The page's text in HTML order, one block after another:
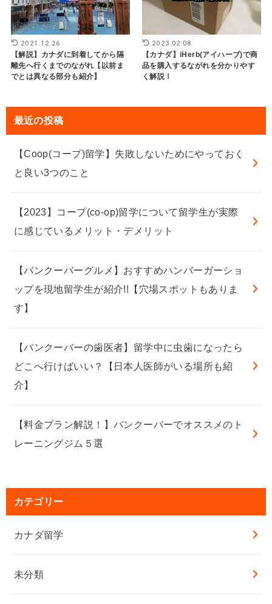
2021.12.26
【解説】カナダに到着してから隔
離先へ行くまでのながれ【以前ま
でとは異なる部分も紹介】
2023.02.08
【カナダ】iHerb(アイハーブ)で商
品を購入するながれを分かりやす
く解説！
最近の投稿
【Coop(コープ)留学】失敗しないためにやっておく
と良い3つのこと
【2023】コープ(co-op)留学について留学生が実際
に感じているメリット・デメリット
【バンクーバーグルメ】おすすめハンバーガーショ
ップを現地留学生が紹介!!【穴場スポットもありま
す】
【バンクーバーの歯医者】留学中に虫歯になったら
どこへ行けばいい？【日本人医師がいる場所も紹
介】
【料金プラン解説！】バンクーバーでオススメのト
レーニングジム５選
カテゴリー
カナダ留学
未分類